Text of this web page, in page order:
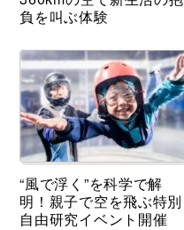
負を叫ぶ体験
“風で浮く”を科学で解
明！親子で空を飛ぶ特別
自由研究イベント開催